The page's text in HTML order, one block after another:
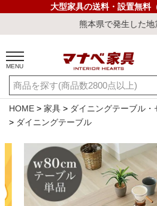
大型家具の送料・設置無料
熊本県で発生した地震およびお盆期
MENU
ご利用ガイド 新規
店舗一覧 閲覧
よくある質問
キーワード・商品番号で探す
HOME 家具
ダイニングテーブル・
ダイニングテーブル